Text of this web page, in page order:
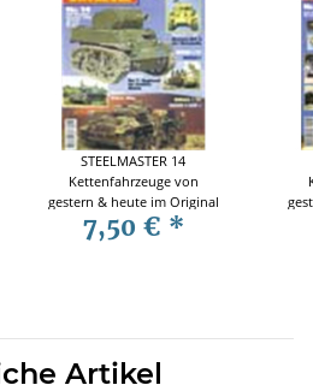
STEELMASTER 14
Kettenfahrzeuge von
gestern & heute im Original
und Modell
7,50 € *
Artikel